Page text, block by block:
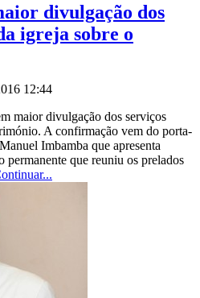
divulgação dos
igreja sobre o
12:44
maior divulgação dos serviços
A confirmação vem do porta-
Imbamba que apresenta
permanente que reuniu os prelados